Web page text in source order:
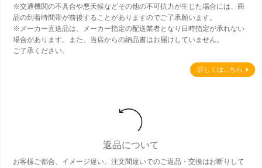
※交通機関の不具合や悪天候などその他の不可抗力が生じた場合には、商
品の到着時間帯が前後することがありますのでご了承願います。
※メーカー直送品は、メーカー指定の配送業者となり日時指定が承れない
場合があります。また、当店からの納品書はお届けしていません。
ご了承ください。
詳しくはこちら
返品について
お客様ご都合、イメージ違い、注文間違いでのご返品・交換はお断りして